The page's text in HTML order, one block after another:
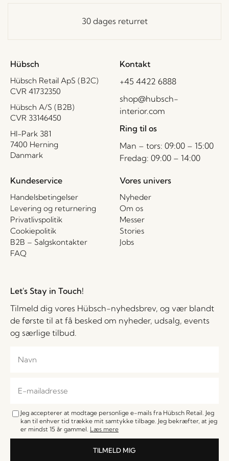
30 dages returret
Hübsch
Hübsch Retail ApS (B2C)
CVR 41732350
Hübsch A/S (B2B)
CVR 33146450
HI-Park 381
7400 Herning
Danmark
Kontakt
+45 4422 6888
shop@hubsch-
interior.com
Ring til os
Man – tors: 09:00 – 15:00
Fredag: 09:00 – 14:00
Kundeservice
Handelsbetingelser
Levering og returnering
Privatlivspolitik
Cookiepolitik
B2B – Salgskontakter
FAQ
Vores univers
Nyheder
Om os
Messer
Stories
Jobs
Let's Stay in Touch!
Tilmeld dig vores Hübsch-nyhedsbrev, og vær blandt
de første til at få besked om nyheder, udsalg, events
og særlige tilbud.
Jeg accepterer at modtage personlige e-mails fra Hübsch Retail. Jeg
kan til enhver tid trække mit samtykke tilbage. Jeg bekræfter, at jeg
er mindst 15 år gammel. Læs mere
TILMELD MIG